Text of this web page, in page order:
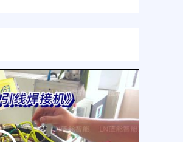
次焊接、切割或拼接。设备
广泛应用于汽车线束、扁线
电机相线、安全气囊线、传
感器线缆等领域，支持定制
化适配，以稳定性能与全流